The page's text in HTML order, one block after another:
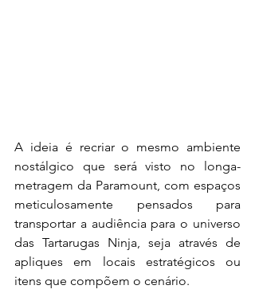
A ideia é recriar o mesmo ambiente
nostálgico que será visto no longa-
metragem da Paramount, com espaços
meticulosamente pensados para
transportar a audiência para o universo
das Tartarugas Ninja, seja através de
apliques em locais estratégicos ou
itens que compõem o cenário.